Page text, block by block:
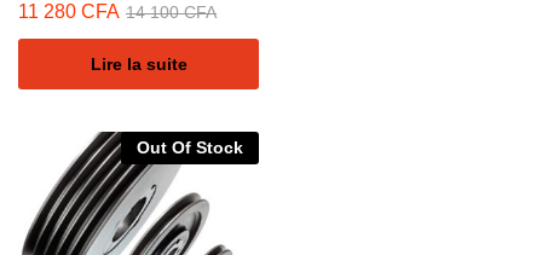
11 280 CFA 14 100CFA
Lire la suite
Out Of Stock